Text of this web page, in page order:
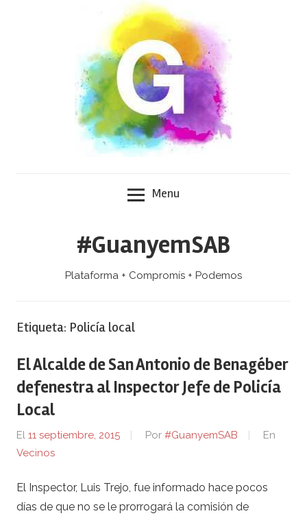
Menu
#GuanyemSAB
Plataforma + Compromís + Podemos
Etiqueta: Policía local
El Alcalde de San Antonio de Benagéber
defenestra al Inspector Jefe de Policía
Local
El 11 septiembre, 2015 Por #GuanyemSAB
En
Vecinos
El Inspector, Luis Trejo, fue informado hace pocos
días de que no se le prorrogará la comisión de